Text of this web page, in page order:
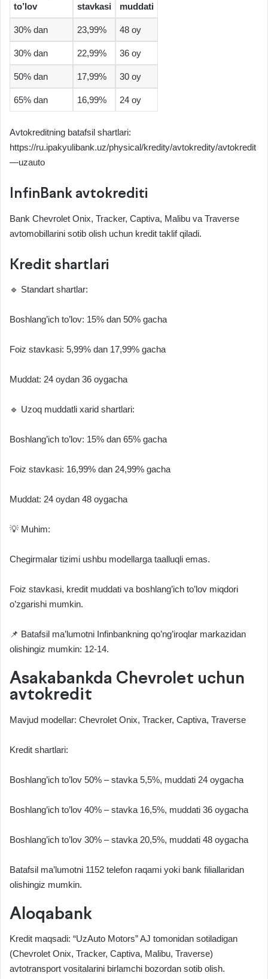
to’lov
stavkasi
muddati
30% dan 23,99% 48 oy
30% dan 22,99% 36 oy
50% dan 17,99% 30 oy
65% dan 16,99% 24 oy
Avtokreditning batafsil shartlari:
https://ru.ipakyulibank.uz/physical/kredity/avtokredity/avtokredit
—uzauto
InfinBank avtokrediti
Bank Chevrolet Onix, Tracker, Captiva, Malibu va Traverse
avtomobillarini sotib olish uchun kredit taklif qiladi.
Kredit shartlari
🔹 Standart shartlar:
Boshlang’ich to’lov: 15% dan 50% gacha
Foiz stavkasi: 5,99% dan 17,99% gacha
Muddat: 24 oydan 36 oygacha
🔹 Uzoq muddatli xarid shartlari:
Boshlang’ich to’lov: 15% dan 65% gacha
Foiz stavkasi: 16,99% dan 24,99% gacha
Muddat: 24 oydan 48 oygacha
💡 Muhim:
Chegirmalar tizimi ushbu modellarga taalluqli emas.
Foiz stavkasi, kredit muddati va boshlang’ich to’lov miqdori
o’zgarishi mumkin.
📌 Batafsil ma’lumotni Infinbankning qo’ng’iroqlar markazidan
olishingiz mumkin: 12-14.
Asakabankda Chevrolet uchun
avtokredit
Mavjud modellar: Chevrolet Onix, Tracker, Captiva, Traverse
Kredit shartlari:
Boshlang’ich to’lov 50% – stavka 5,5%, muddati 24 oygacha
Boshlang’ich to’lov 40% – stavka 16,5%, muddati 36 oygacha
Boshlang’ich to’lov 30% – stavka 20,5%, muddati 48 oygacha
Batafsil ma’lumotni 1152 telefon raqami yoki bank filiallaridan
olishingiz mumkin.
Aloqabank
Kredit maqsadi: “UzAuto Motors” AJ tomonidan sotiladigan
(Chevrolet Onix, Tracker, Captiva, Malibu, Traverse)
avtotransport vositalarini birlamchi bozordan sotib olish.